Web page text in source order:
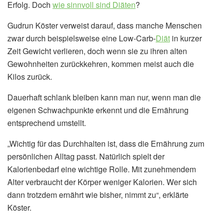
Erfolg. Doch wie sinnvoll sind Diäten?
Gudrun Köster verweist darauf, dass manche Menschen
zwar durch beispielsweise eine Low-Carb-Diät in kurzer
Zeit Gewicht verlieren, doch wenn sie zu ihren alten
Gewohnheiten zurückkehren, kommen meist auch die
Kilos zurück.
Dauerhaft schlank bleiben kann man nur, wenn man die
eigenen Schwachpunkte erkennt und die Ernährung
entsprechend umstellt.
„Wichtig für das Durchhalten ist, dass die Ernährung zum
persönlichen Alltag passt. Natürlich spielt der
Kalorienbedarf eine wichtige Rolle. Mit zunehmendem
Alter verbraucht der Körper weniger Kalorien. Wer sich
dann trotzdem ernährt wie bisher, nimmt zu“, erklärte
Köster.